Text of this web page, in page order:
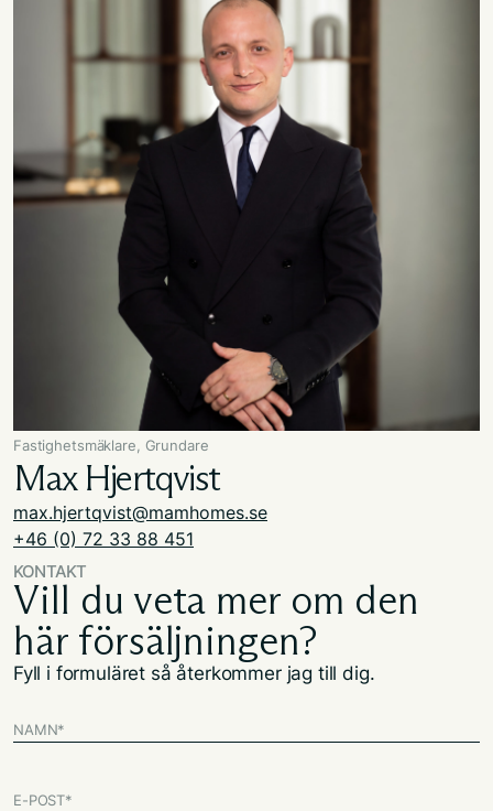
Fastighetsmäklare, Grundare
Max Hjertqvist
max.hjertqvist@mamhomes.se
+46 (0) 72 33 88 451
KONTAKT
Vill du veta mer om den
här försäljningen?
Fyll i formuläret så återkommer jag till dig.
NAMN*
E-POST*